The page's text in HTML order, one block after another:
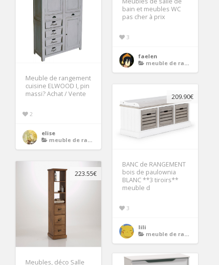
bain et meubles WC
pas cher à prix
3
faelen
meuble de rangement
Meuble de rangement
cuisine ELWOOD I, pin
massi? Achat / Vente
2
elise
meuble de rangement
209.90€
BANC de RANGEMENT
bois de paulownia
BLANC **3 tiroirs**
meuble d
3
lili
meuble de rangement
223.55€
Meubles, déco Salle